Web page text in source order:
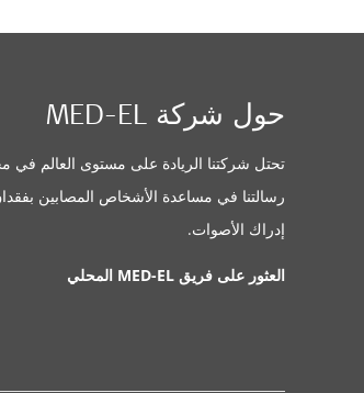
حول شركة MED-EL
تحتل شركتنا الريادة على مستوى العالم في
رسالتنا في مساعدة الأشخاص المصابين
إدراك الأصوات.
العثور على فريق MED-EL المحلي